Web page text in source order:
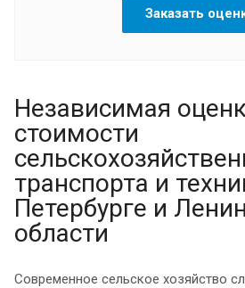
Заказать
Независимая
стоимости
транспорта и
Петербурге и
области
Современное сельское хозяйство